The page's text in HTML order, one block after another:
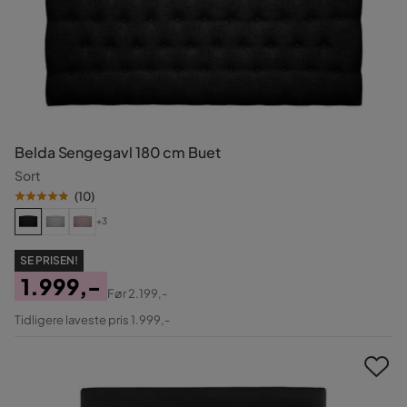
Belda Sengegavl 180 cm Buet
Sort
(10)
+3
SE PRISEN!
Pris
1.999,-
Original
Før2.199,-
Tidligere laveste pris 1.999,-